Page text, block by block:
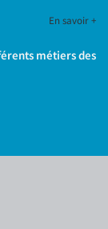
En savoir +
métiers des